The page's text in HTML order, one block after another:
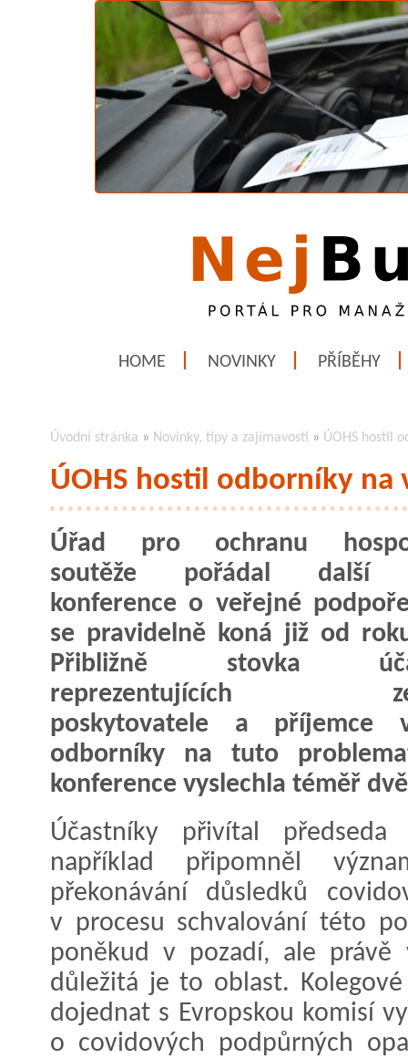
HOME NOVINKY PŘÍBĚHY
Úvodní stránka » Novinky, tipy a zajímavosti » ÚOHS hostil
ÚOHS hostil odborníky
Úřad pro ochranu
soutěže pořádal další
konference o veřejné
se pravidelně koná již od
Přibližně stovka
reprezentujících
poskytovatele a příjemce
odborníky na tuto
konference vyslechla téměř
Účastníky přivítal
například připomněl
překonávání důsledků
v procesu schvalování této
poněkud v pozadí, ale právě
důležitá je to oblast.
dojednat s Evropskou komisí
o covidových podpůrných